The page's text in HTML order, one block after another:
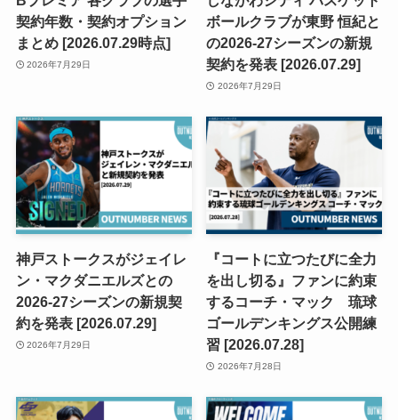
契約年数・契約オプション
まとめ [2026.07.29時点]
2026年7月29日
ボールクラブが東野 恒紀と
の2026-27シーズンの新規
契約を発表 [2026.07.29]
2026年7月29日
神戸ストークスがジェイレ
ン・マクダニエルズとの
2026-27シーズンの新規契
約を発表 [2026.07.29]
2026年7月29日
『コートに立つたびに全力
を出し切る』ファンに約束
するコーチ・マック 琉球
ゴールデンキングス公開練
習 [2026.07.28]
2026年7月28日